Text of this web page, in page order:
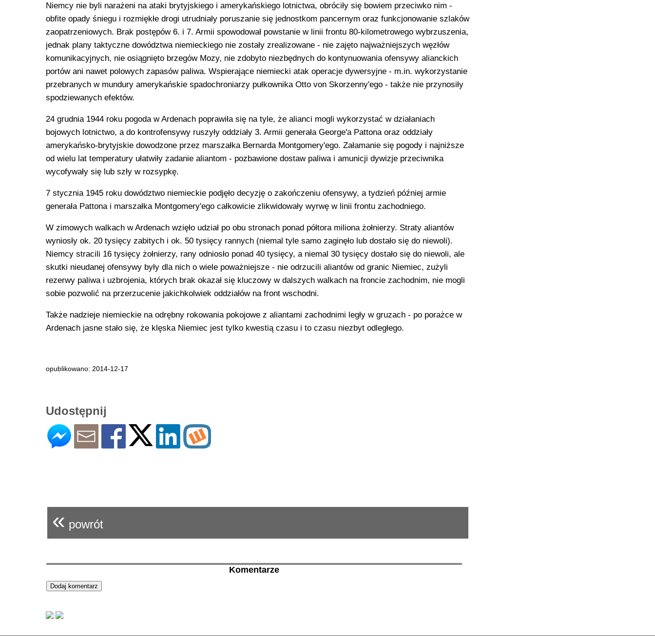
Niemcy nie byli narażeni na ataki brytyjskiego i amerykańskiego lotnictwa, obróciły się bowiem przeciwko nim -
obfite opady śniegu i rozmiękłe drogi utrudniały poruszanie się jednostkom pancernym oraz funkcjonowanie szlaków
zaopatrzeniowych. Brak postępów 6. i 7. Armii spowodował powstanie w linii frontu 80-kilometrowego wybrzuszenia,
jednak plany taktyczne dowództwa niemieckiego nie zostały zrealizowane - nie zajęto najważniejszych węzłów
komunikacyjnych, nie osiągnięto brzegów Mozy, nie zdobyto niezbędnych do kontynuowania ofensywy alianckich
portów ani nawet polowych zapasów paliwa. Wspierające niemiecki atak operacje dywersyjne - m.in. wykorzystanie
przebranych w mundury amerykańskie spadochroniarzy pułkownika Otto von Skorzenny'ego - także nie przynosiły
spodziewanych efektów.
24 grudnia 1944 roku pogoda w Ardenach poprawiła się na tyle, że alianci mogli wykorzystać w działaniach
bojowych lotnictwo, a do kontrofensywy ruszyły oddziały 3. Armii generała George'a Pattona oraz oddziały
amerykańsko-brytyjskie dowodzone przez marszałka Bernarda Montgomery'ego. Załamanie się pogody i najniższe
od wielu lat temperatury ułatwiły zadanie aliantom - pozbawione dostaw paliwa i amunicji dywizje przeciwnika
wycofywały się lub szły w rozsypkę.
7 stycznia 1945 roku dowództwo niemieckie podjęło decyzję o zakończeniu ofensywy, a tydzień później armie
generała Pattona i marszałka Montgomery'ego całkowicie zlikwidowały wyrwę w linii frontu zachodniego.
W zimowych walkach w Ardenach wzięło udział po obu stronach ponad półtora miliona żołnierzy. Straty aliantów
wyniosły ok. 20 tysięcy zabitych i ok. 50 tysięcy rannych (niemal tyle samo zaginęło lub dostało się do niewoli).
Niemcy stracili 16 tysięcy żołnierzy, rany odniosło ponad 40 tysięcy, a niemal 30 tysięcy dostało się do niewoli, ale
skutki nieudanej ofensywy były dla nich o wiele poważniejsze - nie odrzucili aliantów od granic Niemiec, zużyli
rezerwy paliwa i uzbrojenia, których brak okazał się kluczowy w dalszych walkach na froncie zachodnim, nie mogli
sobie pozwolić na przerzucenie jakichkolwiek oddziałów na front wschodni.
Także nadzieje niemieckie na odrębny rokowania pokojowe z aliantami zachodnimi legły w gruzach - po porażce w
Ardenach jasne stało się, że klęska Niemiec jest tylko kwestią czasu i to czasu niezbyt odległego.
opublikowano: 2014-12-17
Udostępnij
« powrót
Komentarze